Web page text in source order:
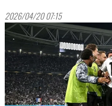
2026/04/20 07:15